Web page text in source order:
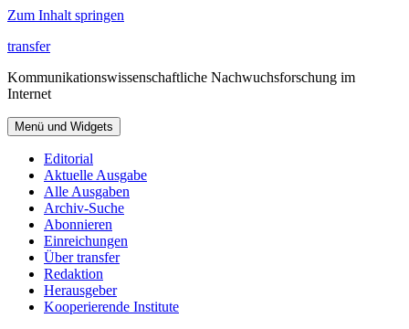
Zum Inhalt springen
transfer
Kommunikationswissenschaftliche Nachwuchsforschung im
Internet
Menü und Widgets
Editorial
Aktuelle Ausgabe
Alle Ausgaben
Archiv-Suche
Abonnieren
Einreichungen
Über transfer
Redaktion
Herausgeber
Kooperierende Institute